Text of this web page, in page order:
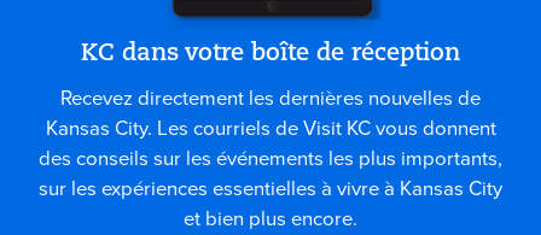
KC dans votre boîte de réception
Recevez directement les dernières nouvelles de
Kansas City. Les courriels de Visit KC vous donnent
des conseils sur les événements les plus importants,
sur les expériences essentielles à vivre à Kansas City
et bien plus encore.